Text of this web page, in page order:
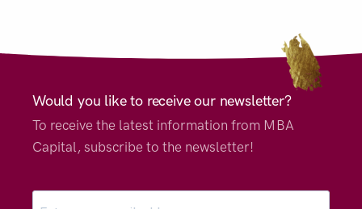
Would you like to receive our newsletter?
To receive the latest information from MBA
Capital, subscribe to the newsletter!